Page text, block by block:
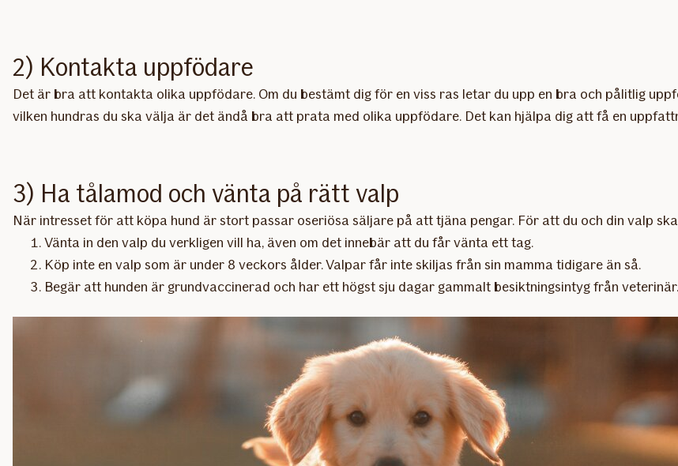
2) Kontakta uppfödare
Det är bra att kontakta olika uppfödare. Om du bestämt dig för en viss ras letar du upp en bra och pålitlig
vilken hundras du ska välja är det ändå bra att prata med olika uppfödare. Det kan hjälpa dig att få en
3) Ha tålamod och vänta på rätt valp
När intresset för att köpa hund är stort passar oseriösa säljare på att tjäna pengar. För att du och din valp
Vänta in den valp du verkligen vill ha, även om det innebär att du får vänta ett tag.
Köp inte en valp som är under 8 veckors ålder. Valpar får inte skiljas från sin mamma tidigare än så.
Begär att hunden är grundvaccinerad och har ett högst sju dagar gammalt besiktningsintyg från veterinär.